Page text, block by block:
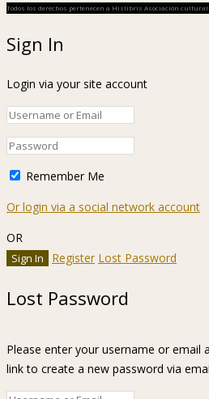
Todos los derechos pertenecen a Hislibris Asociación cultural
Sign In
Login via your site account
Remember Me
Or login via a social network account
OR
Register Lost Password
Lost Password
Please enter your username or email
link to create a new password via